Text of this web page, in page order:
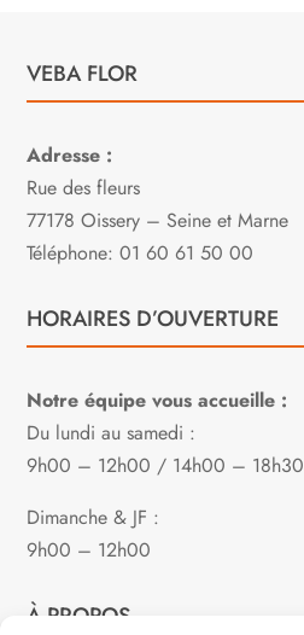
VEBA FLOR
Adresse :
Rue des fleurs
77178 Oissery – Seine et Marne
Téléphone: 01 60 61 50 00
HORAIRES D’OUVERTURE
Notre équipe vous accueille :
Du lundi au samedi :
9h00 – 12h00 / 14h00 – 18h30
Dimanche & JF :
9h00 – 12h00
À PROPOS